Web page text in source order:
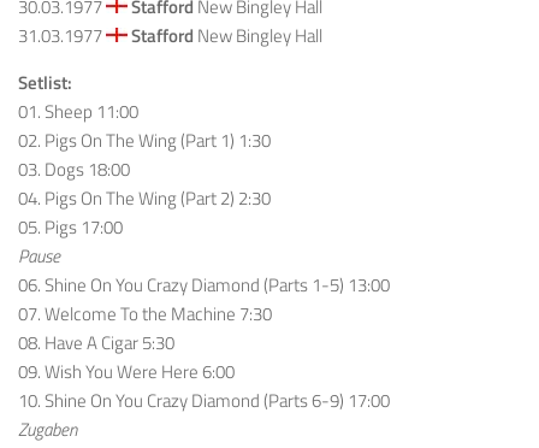
30.03.1977
Stafford New Bingley Hall
31.03.1977
Stafford New Bingley Hall
Setlist:
01. Sheep 11:00
02. Pigs On The Wing (Part 1) 1:30
03. Dogs 18:00
04. Pigs On The Wing (Part 2) 2:30
05. Pigs 17:00
Pause
06. Shine On You Crazy Diamond (Parts 1-5) 13:00
07. Welcome To the Machine 7:30
08. Have A Cigar 5:30
09. Wish You Were Here 6:00
10. Shine On You Crazy Diamond (Parts 6-9) 17:00
Zugaben